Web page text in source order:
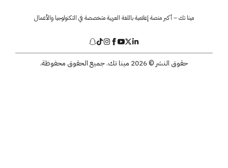
مينا تك – أكبر منصة إعلامية باللغة العربية متخصصة في التكنولوجيا والأعمال
حقوق النشر © 2026 مينا تك. جميع الحقوق محفوظة.